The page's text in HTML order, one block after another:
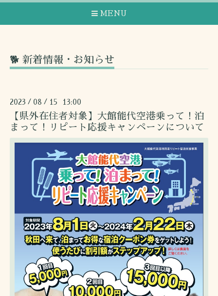
MENU
🐕 新着情報・お知らせ
2023 / 08 / 15 13:00
【県外在住者対象】大館能代空港乗って！泊
まって！リピート応援キャンペーンについて